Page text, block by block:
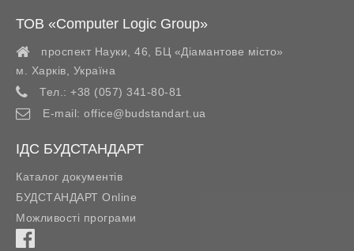
ТОВ «Computer Logic Group»
проспект Науки, 46, БЦ «Діамантове місто»
м. Харків
Україна
Тел.: +38 (057) 341-80-81
E-mail: office@budstandart.ua
ІДС БУДСТАНДАРТ
Каталог документів
БУДСТАНДАРТ Online
Можливості програми